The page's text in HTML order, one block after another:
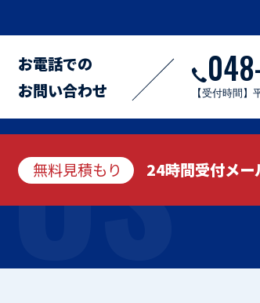
お電話での
お問い合わせ
【受付時間
無料見積もり 24時間受付メー